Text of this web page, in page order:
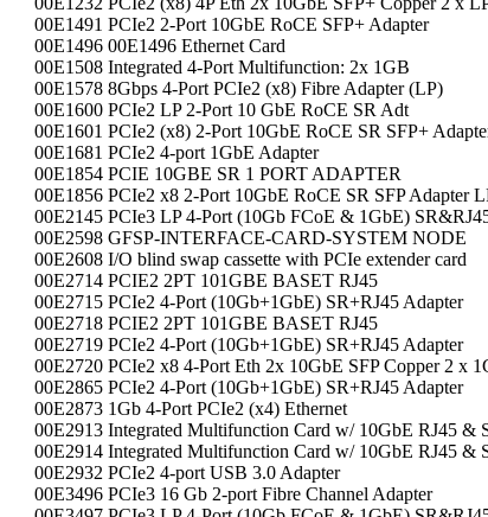
00E1491 PCIe2 2-Port 10GbE RoCE SFP+ Adapter
00E1496 00E1496 Ethernet Card
00E1508 Integrated 4-Port Multifunction: 2x 1GB
00E1578 8Gbps 4-Port PCIe2 (x8) Fibre Adapter (LP)
00E1600 PCIe2 LP 2-Port 10 GbE RoCE SR Adt
00E1601 PCIe2 (x8) 2-Port 10GbE RoCE SR SFP+
00E1681 PCIe2 4-port 1GbE Adapter
00E1854 PCIE 10GBE SR 1 PORT ADAPTER
00E1856 PCIe2 x8 2-Port 10GbE RoCE SR SFP Adapter
00E2145 PCIe3 LP 4-Port (10Gb FCoE & 1GbE)
00E2598 GFSP-INTERFACE-CARD-SYSTEM NODE
00E2608 I/O blind swap cassette with PCIe extender card
00E2714 PCIE2 2PT 101GBE BASET RJ45
00E2715 PCIe2 4-Port (10Gb+1GbE) SR+RJ45 Adapter
00E2718 PCIE2 2PT 101GBE BASET RJ45
00E2719 PCIe2 4-Port (10Gb+1GbE) SR+RJ45 Adapter
00E2720 PCIe2 x8 4-Port Eth 2x 10GbE SFP Copper 2 x
00E2865 PCIe2 4-Port (10Gb+1GbE) SR+RJ45 Adapter
00E2873 1Gb 4-Port PCIe2 (x4) Ethernet
00E2913 Integrated Multifunction Card w/ 10GbE RJ45 &
00E2914 Integrated Multifunction Card w/ 10GbE RJ45 &
00E2932 PCIe2 4-port USB 3.0 Adapter
00E3496 PCIe3 16 Gb 2-port Fibre Channel Adapter